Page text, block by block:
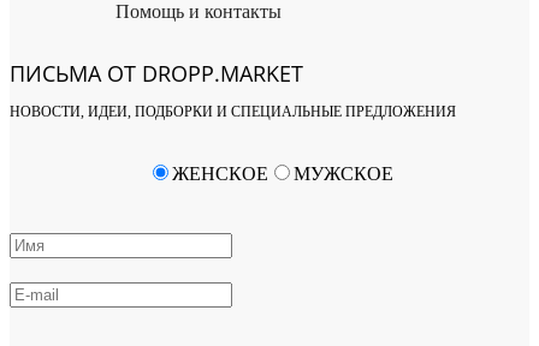
Помощь и контакты
ПИСЬМА ОТ DROPP.MARKET
НОВОСТИ, ИДЕИ, ПОДБОРКИ И СПЕЦИАЛЬНЫЕ ПРЕДЛОЖЕНИЯ
ЖЕНСКОЕ МУЖСКОЕ